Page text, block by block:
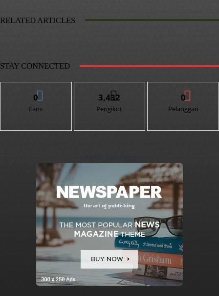
RELATED ARTICLES
STAY CONNECTED
0
Fans
3,432
Pengikut
0
Pelanggan